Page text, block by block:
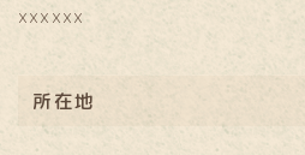
xxxxxx
所在地